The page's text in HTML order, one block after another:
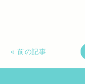
« 前の記事